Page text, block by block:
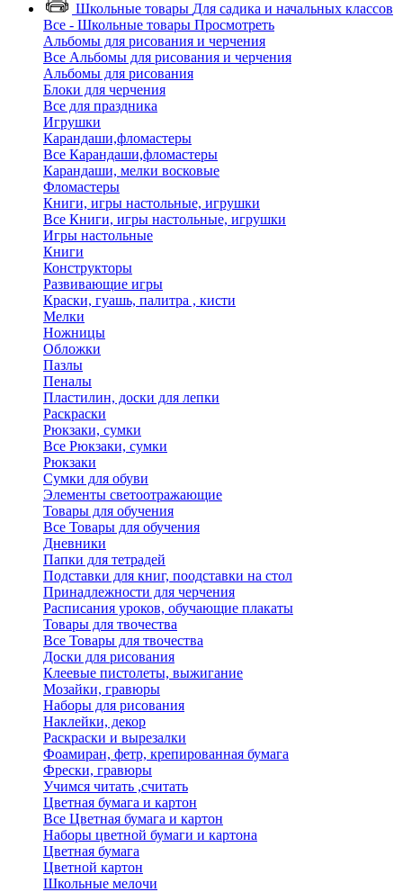
Школьные товары Для садика и начальных классов
Все - Школьные товары Просмотреть
Альбомы для рисования и черчения
Все Альбомы для рисования и черчения
Альбомы для рисования
Блоки для черчения
Все для праздника
Игрушки
Карандаши,фломастеры
Все Карандаши,фломастеры
Карандаши, мелки восковые
Фломастеры
Книги, игры настольные, игрушки
Все Книги, игры настольные, игрушки
Игры настольные
Книги
Конструкторы
Развивающие игры
Краски, гуашь, палитра , кисти
Мелки
Ножницы
Обложки
Пазлы
Пеналы
Пластилин, доски для лепки
Раскраски
Рюкзаки, сумки
Все Рюкзаки, сумки
Рюкзаки
Сумки для обуви
Элементы светоотражающие
Товары для обучения
Все Товары для обучения
Дневники
Папки для тетрадей
Подставки для книг, поодставки на стол
Принадлежности для черчения
Расписания уроков, обучающие плакаты
Товары для твочества
Все Товары для твочества
Доски для рисования
Клеевые пистолеты, выжигание
Мозайки, гравюры
Наборы для рисования
Наклейки, декор
Раскраски и вырезалки
Фоамиран, фетр, крепированная бумага
Фрески, гравюры
Учимся читать ,считать
Цветная бумага и картон
Все Цветная бумага и картон
Наборы цветной бумаги и картона
Цветная бумага
Цветной картон
Школьные мелочи